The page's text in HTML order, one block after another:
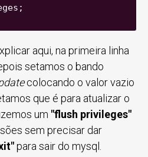
aqui, na primeira linha
setamos o bando
colocando o valor vazio
que é para atualizar o
um "flush privileges"
sem precisar dar
para sair do mysql.